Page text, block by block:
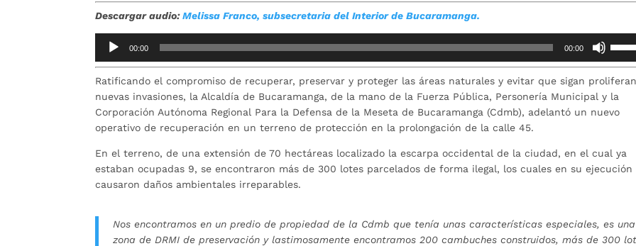
Descargar audio:Melissa Franco, subsecretaria del Interior de Bucaramanga.
Reproductor
audio
00:00 00:00
de
flecha
o
Ratificando el compromiso de recuperar, preservar y proteger las áreas naturales y evitar que sigan
nuevas invasiones, la Alcaldía de Bucaramanga, de la mano de la Fuerza Pública, Personería Municipal y la
Corporación Autónoma Regional Para la Defensa de la Meseta de Bucaramanga (Cdmb), adelantó un nuevo
operativo de recuperación en un terreno de protección en la prolongación de la calle 45.
En el terreno, de una extensión de 70 hectáreas localizado la escarpa occidental de la ciudad, en el cual ya
estaban ocupadas 9, se encontraron más de 300 lotes parcelados de forma ilegal, los cuales en su ejecución
causaron daños ambientales irreparables.
Nos encontramos en un predio de propiedad de la Cdmb que tenía unas características especiales, es una
zona de DRMI de preservación y lastimosamente encontramos 200 cambuches construidos, más de 300